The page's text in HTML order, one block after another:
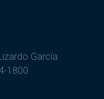
García
1800